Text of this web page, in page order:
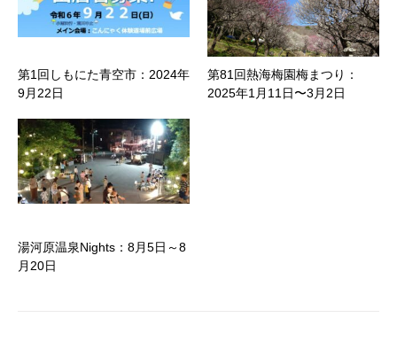
第1回しもにた青空市：2024年
9月22日
第81回熱海梅園梅まつり：
2025年1月11日〜3月2日
湯河原温泉Nights：8月5日～8
月20日